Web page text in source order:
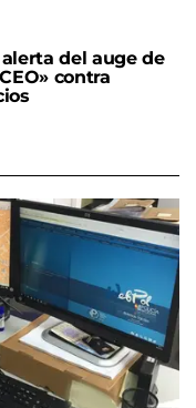
del auge de
contra